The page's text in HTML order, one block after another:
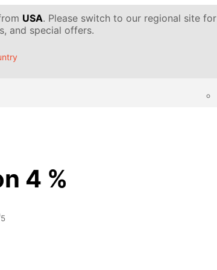
USA. Please switch to our regional site for
and special offers.
4 %
5